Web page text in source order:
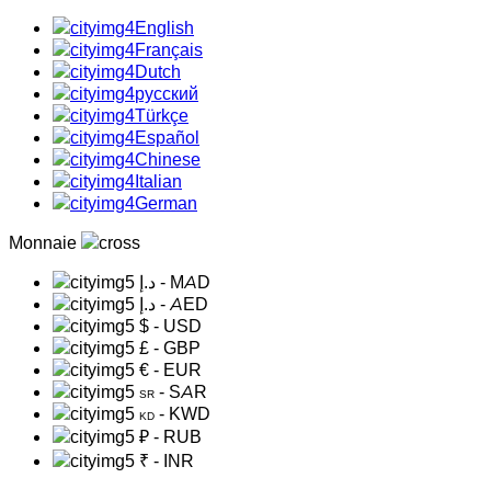
English
Français
Dutch
русский
Türkçe
Español
Chinese
Italian
German
Monnaie
د.إ - MAD
د.إ - AED
$ - USD
£ - GBP
€ - EUR
SR - SAR
KD - KWD
₽ - RUB
₹ - INR